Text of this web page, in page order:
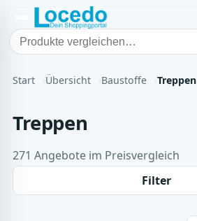
Start Übersicht Baustoffe Treppen
Treppen
271 Angebote im Preisvergleich
Filter